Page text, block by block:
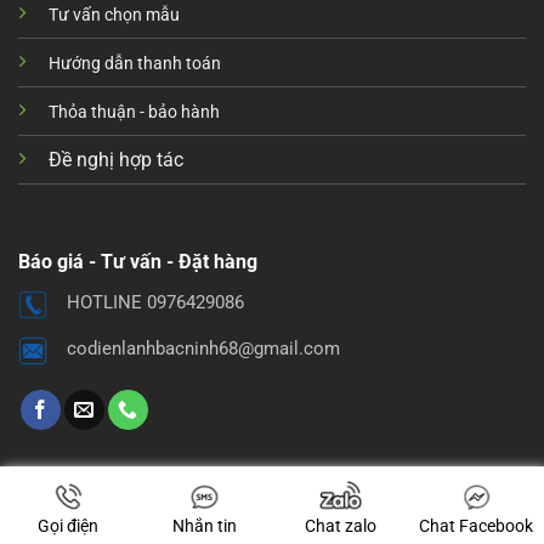
Tư vấn chọn mẫu
Hướng dẫn thanh toán
Thỏa thuận - bảo hành
Đề nghị hợp tác
Báo giá - Tư vấn - Đặt hàng
HOTLINE 0976429086
codienlanhbacninh68@gmail.com
Gọi điện Nhắn tin Chat zalo Chat Facebook